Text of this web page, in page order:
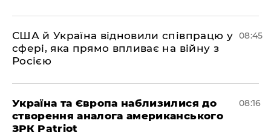
США й Україна відновили співпрацю у
сфері, яка прямо впливає на війну з
Росією
08:45
Україна та Європа наблизилися до
створення аналога американського
ЗРК Patriot
08:16